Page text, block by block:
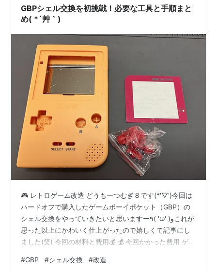
GBPシェル交換を初挑戦！必要な工具と手順まと
め( *´艸｀)
🎮 レトロゲーム改造 どうもーつむぎ８です(*'▽')今回は
ハードオフで購入したゲームボーイポケット（GBP）の
シェル交換をやっていきたいと思いますー٩( 'ω' )وこれが
思った以上にかわいく仕上がったので嬉しくて記事にし
ました(笑) 今回の材料と費用💰 💰 今回かかった費用 ゲー
ェル（アーリーエクスプレス）509円 交換用ボタン（ア
#GBP #シェル交換 #改造